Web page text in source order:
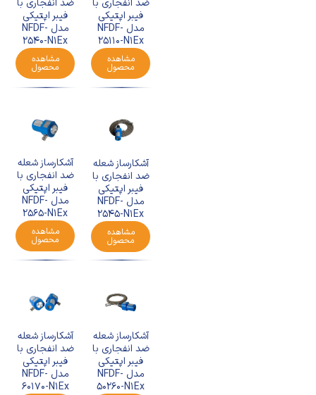
ضد انفجاری با
فیبر اپتیکی
مدل NFDF-
25110-N1Ex
مشاهده
محصول
ضد انفجاری با
فیبر اپتیکی
مدل NFDF-
2540-N1Ex
مشاهده
محصول
آشکارساز شعله
ضد انفجاری با
فیبر اپتیکی
مدل NFDF-
2545-N1Ex
مشاهده
محصول
آشکارساز شعله
ضد انفجاری با
فیبر اپتیکی
مدل NFDF-
2565-N1Ex
مشاهده
محصول
آشکارساز شعله
ضد انفجاری با
فیبر اپتیکی
مدل NFDF-
50260-N1Ex
آشکارساز شعله
ضد انفجاری با
فیبر اپتیکی
مدل NFDF-
60170-N1Ex